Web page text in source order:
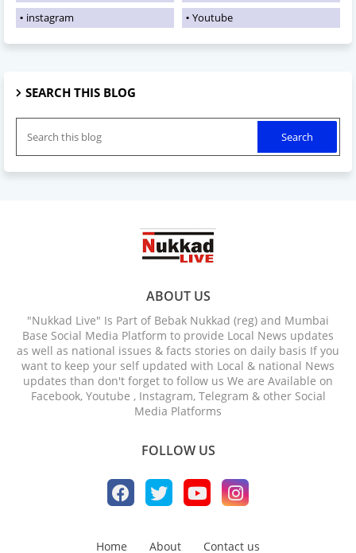
instagram
Youtube
SEARCH THIS BLOG
ABOUT US
"Nukkad Live" Is Part of Bebak Nukkad (reg) and Mumbai
Base Social Media Platform to provide Local News updates
as well as national issues & facts stories on daily basis If you
want to keep your self updated with Local & national News
updates than don't forget to follow us We are Available on
Facebook, Youtube , Instagram, Telegram & other Social
Media Platforms
FOLLOW US
Home About Contact us